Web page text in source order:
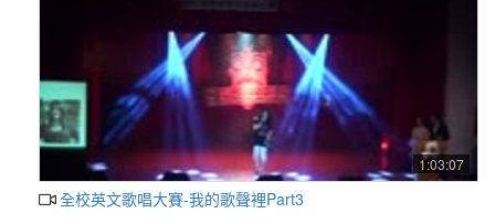
1:03:07
全校英文歌唱大賽-我的歌聲裡Part3